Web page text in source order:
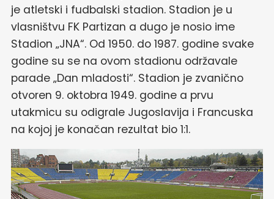
je atletski i fudbalski stadion. Stadion je u
vlasništvu FK Partizan a dugo je nosio ime
Stadion „JNA“. Od 1950. do 1987. godine svake
godine su se na ovom stadionu održavale
parade „Dan mladosti“. Stadion je zvanično
otvoren 9. oktobra 1949. godine a prvu
utakmicu su odigrale Jugoslavija i Francuska
na kojoj je konačan rezultat bio 1:1.